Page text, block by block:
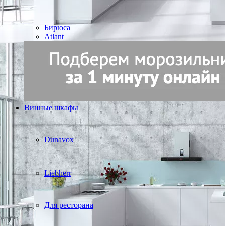
Бирюса
Atlant
Винные шкафы
Dunavox
Liebherr
Для ресторана